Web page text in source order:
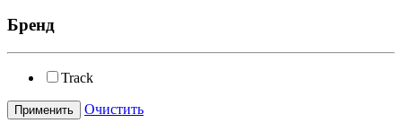
Бренд
Track
Очистить